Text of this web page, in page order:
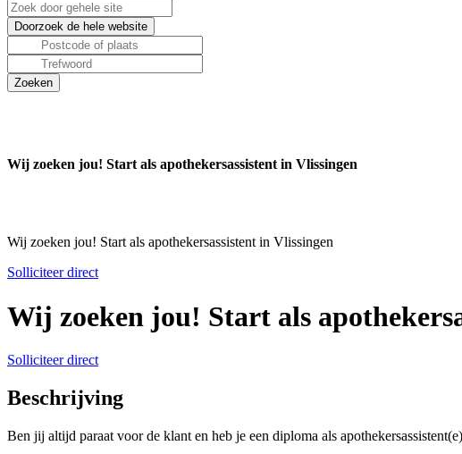
Wij zoeken jou! Start als apothekersassistent in Vlissingen
Wij zoeken jou! Start als apothekersassistent in Vlissingen
Solliciteer direct
Wij zoeken jou! Start als
Solliciteer direct
Beschrijving
Ben jij altijd paraat voor de klant en heb je een diploma als